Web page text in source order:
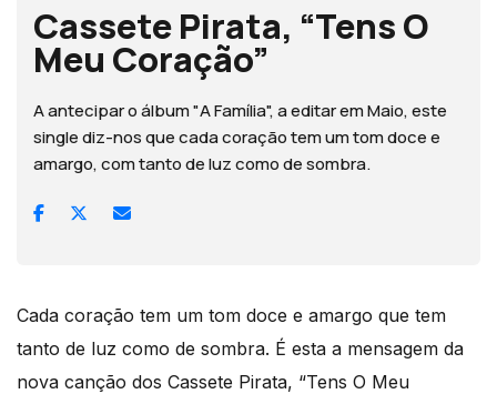
Cassete Pirata, “Tens O
Meu Coração”
A antecipar o álbum "A Família", a editar em Maio, este
single diz-nos que cada coração tem um tom doce e
amargo, com tanto de luz como de sombra.
Cada coração tem um tom doce e amargo que tem
tanto de luz como de sombra. É esta a mensagem da
nova canção dos Cassete Pirata, “Tens O Meu